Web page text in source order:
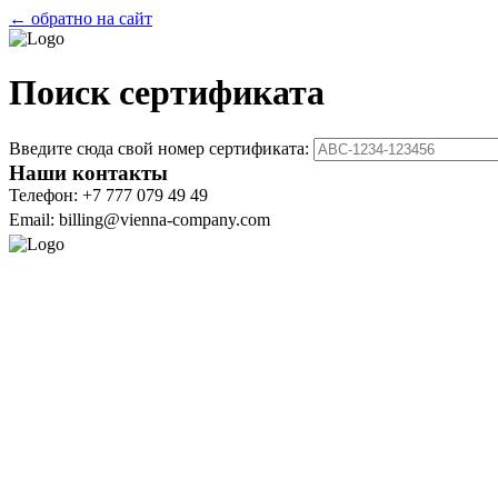
← обратно на сайт
Поиск сертификата
Введите сюда свой номер сертификата:
Наши контакты
Телефон: +7 777 079 49 49
Email: billing@vienna-company.com